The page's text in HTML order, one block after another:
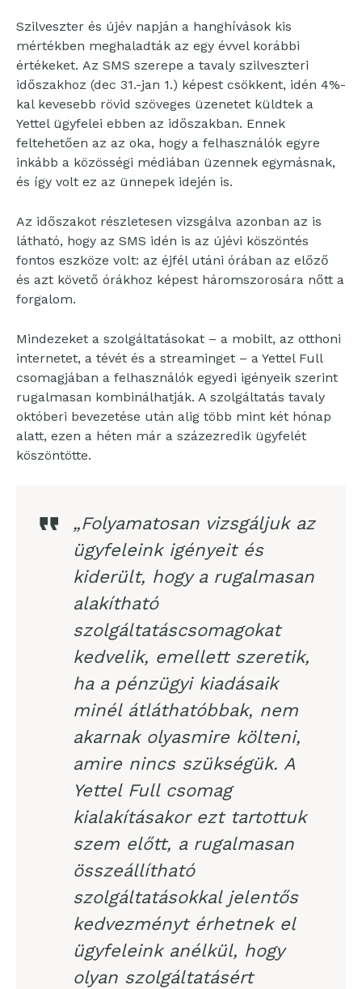
Szilveszter és újév napján a hanghívások kis
mértékben meghaladták az egy évvel korábbi
értékeket. Az SMS szerepe a tavaly szilveszteri
időszakhoz (dec 31.-jan 1.) képest csökkent, idén 4%-
kal kevesebb rövid szöveges üzenetet küldtek a
Yettel ügyfelei ebben az időszakban. Ennek
feltehetően az az oka, hogy a felhasználók egyre
inkább a közösségi médiában üzennek egymásnak,
és így volt ez az ünnepek idején is.
Az időszakot részletesen vizsgálva azonban az is
látható, hogy az SMS idén is az újévi köszöntés
fontos eszköze volt: az éjfél utáni órában az előző
és azt követő órákhoz képest háromszorosára nőtt a
forgalom.
Mindezeket a szolgáltatásokat – a mobilt, az otthoni
internetet, a tévét és a streaminget – a Yettel Full
csomagjában a felhasználók egyedi igényeik szerint
rugalmasan kombinálhatják. A szolgáltatás tavaly
októberi bevezetése után alig több mint két hónap
alatt, ezen a héten már a százezredik ügyfelét
köszöntötte.
„Folyamatosan vizsgáljuk az
ügyfeleink igényeit és
kiderült, hogy a rugalmasan
alakítható
szolgáltatáscsomagokat
kedvelik, emellett szeretik,
ha a pénzügyi kiadásaik
minél átláthatóbbak, nem
akarnak olyasmire költeni,
amire nincs szükségük. A
Yettel Full csomag
kialakításakor ezt tartottuk
szem előtt, a rugalmasan
összeállítható
szolgáltatásokkal jelentős
kedvezményt érhetnek el
ügyfeleink anélkül, hogy
olyan szolgáltatásért